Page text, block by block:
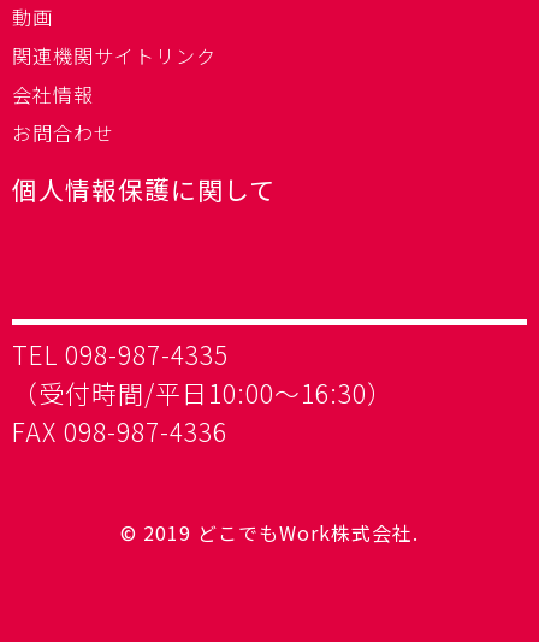
動画
関連機関サイトリンク
会社情報
お問合わせ
個人情報保護に関して
TEL 098-987-4335
（受付時間/平日10:00～16:30）
FAX 098-987-4336
© 2019 どこでもWork株式会社.